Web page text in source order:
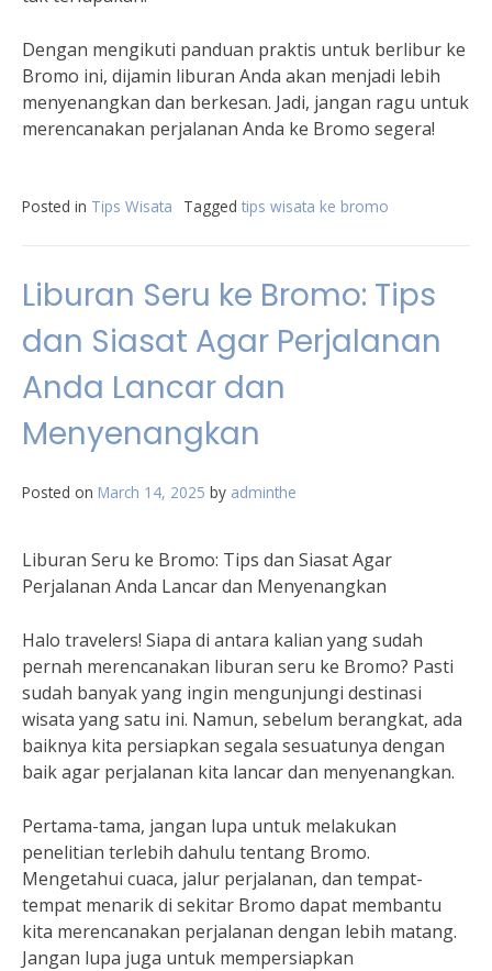
Dengan mengikuti panduan praktis untuk berlibur ke
Bromo ini, dijamin liburan Anda akan menjadi lebih
menyenangkan dan berkesan. Jadi, jangan ragu untuk
merencanakan perjalanan Anda ke Bromo segera!
Posted in Tips Wisata Tagged tips wisata ke bromo
Liburan Seru ke Bromo: Tips
dan Siasat Agar Perjalanan
Anda Lancar dan
Menyenangkan
Posted on March 14, 2025 by adminthe
Liburan Seru ke Bromo: Tips dan Siasat Agar
Perjalanan Anda Lancar dan Menyenangkan
Halo travelers! Siapa di antara kalian yang sudah
pernah merencanakan liburan seru ke Bromo? Pasti
sudah banyak yang ingin mengunjungi destinasi
wisata yang satu ini. Namun, sebelum berangkat, ada
baiknya kita persiapkan segala sesuatunya dengan
baik agar perjalanan kita lancar dan menyenangkan.
Pertama-tama, jangan lupa untuk melakukan
penelitian terlebih dahulu tentang Bromo.
Mengetahui cuaca, jalur perjalanan, dan tempat-
tempat menarik di sekitar Bromo dapat membantu
kita merencanakan perjalanan dengan lebih matang.
Jangan lupa juga untuk mempersiapkan